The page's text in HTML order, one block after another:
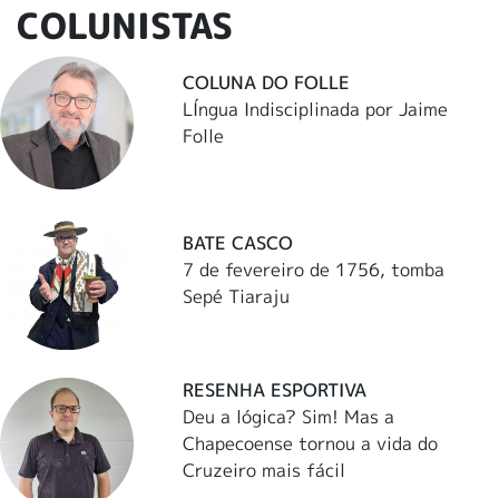
COLUNISTAS
COLUNA DO FOLLE
LÍngua Indisciplinada por Jaime
Folle
BATE CASCO
7 de fevereiro de 1756, tomba
Sepé Tiaraju
RESENHA ESPORTIVA
Deu a lógica? Sim! Mas a
Chapecoense tornou a vida do
Cruzeiro mais fácil